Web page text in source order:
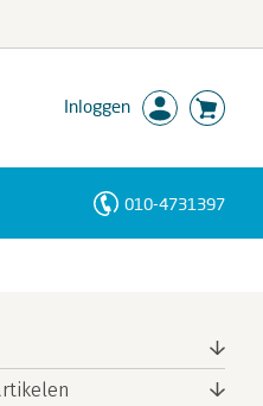
Inloggen
010-4731397